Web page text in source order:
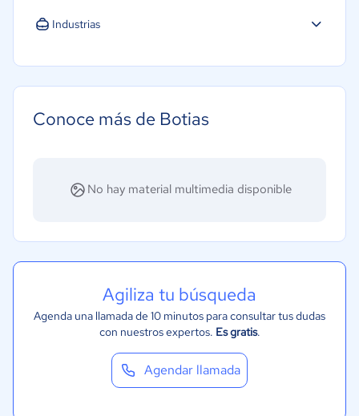
Micro: 1 a 9 trabajadores
Industrias
Tecnología
Conoce más de Botias
No hay material multimedia disponible
Agiliza tu búsqueda
Agenda una llamada de 10 minutos para consultar tus dudas
con nuestros expertos. Es gratis.
Agendar llamada